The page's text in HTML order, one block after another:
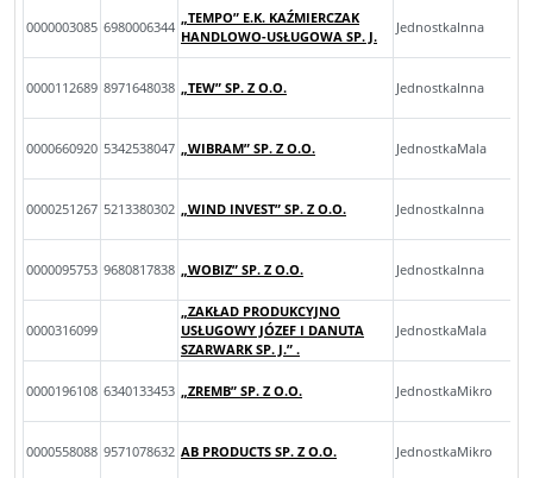
0000003085 6980006344
„TEMPO” E.K. KAŹMIERCZAK
HANDLOWO-USŁUGOWA SP. J.
JednostkaInna
0000112689 8971648038 „TEW” SP. Z O.O. JednostkaInna
0000660920 5342538047 „WIBRAM” SP. Z O.O. JednostkaMala
0000251267 5213380302 „WIND INVEST” SP. Z O.O. JednostkaInna
0000095753 9680817838 „WOBIZ” SP. Z O.O. JednostkaInna
0000316099
„ZAKŁAD PRODUKCYJNO
USŁUGOWY JÓZEF I DANUTA
SZARWARK SP. J.” .
JednostkaMala
0000196108 6340133453 „ZREMB” SP. Z O.O. JednostkaMikro
0000558088 9571078632 AB PRODUCTS SP. Z O.O. JednostkaMikro